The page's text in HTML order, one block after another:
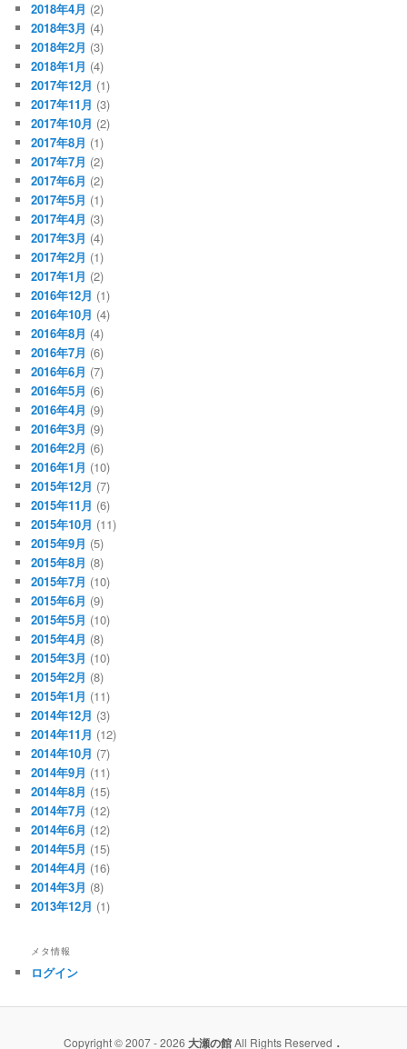
2018年4月 (2)
2018年3月 (4)
2018年2月 (3)
2018年1月 (4)
2017年12月 (1)
2017年11月 (3)
2017年10月 (2)
2017年8月 (1)
2017年7月 (2)
2017年6月 (2)
2017年5月 (1)
2017年4月 (3)
2017年3月 (4)
2017年2月 (1)
2017年1月 (2)
2016年12月 (1)
2016年10月 (4)
2016年8月 (4)
2016年7月 (6)
2016年6月 (7)
2016年5月 (6)
2016年4月 (9)
2016年3月 (9)
2016年2月 (6)
2016年1月 (10)
2015年12月 (7)
2015年11月 (6)
2015年10月 (11)
2015年9月 (5)
2015年8月 (8)
2015年7月 (10)
2015年6月 (9)
2015年5月 (10)
2015年4月 (8)
2015年3月 (10)
2015年2月 (8)
2015年1月 (11)
2014年12月 (3)
2014年11月 (12)
2014年10月 (7)
2014年9月 (11)
2014年8月 (15)
2014年7月 (12)
2014年6月 (12)
2014年5月 (15)
2014年4月 (16)
2014年3月 (8)
2013年12月 (1)
メタ情報
ログイン
Copyright © 2007 - 2026 大瀬の館All Rights Reserved ．